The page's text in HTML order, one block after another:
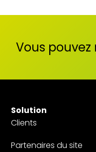
Vous
Solution
Clients
Partenaires du site